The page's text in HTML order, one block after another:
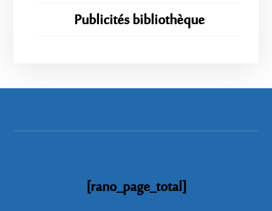
Publicités bibliothèque
[rano_page_total]